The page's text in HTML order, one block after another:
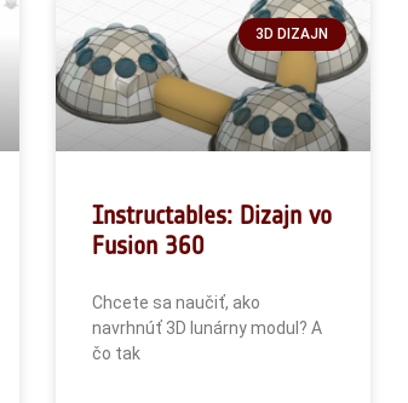
3D DIZAJN
Instructables: Dizajn vo
Fusion 360
Chcete sa naučiť, ako
navrhnúť 3D lunárny modul? A
čo tak